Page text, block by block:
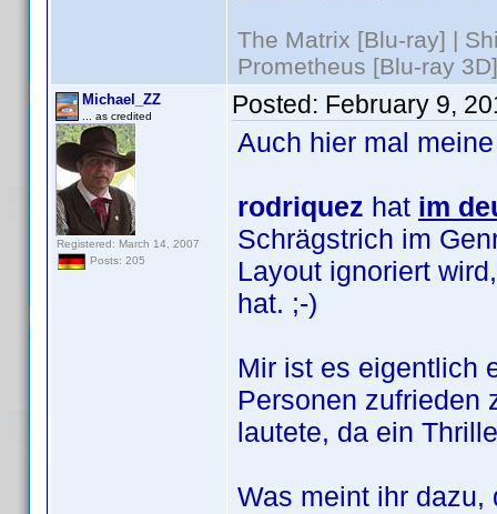
The Matrix [Blu-ray] |
Prometheus [Blu-ray
Michael_ZZ
... as credited
Registered: March 14, 2007
Posts: 205
Posted: February 9,
Auch hier mal
rodriquez hat im
Schrägstrich im
Layout ignoriert
hat. ;-)
Mir ist es eigentlich
Personen zufrieden
lautete, da ein
Was meint ihr dazu,